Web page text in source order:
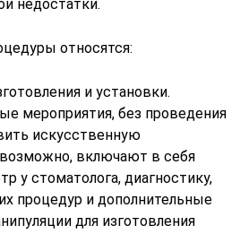
недостатки.
относятся:
и установки.
мероприятия, без проведения
искусственную
включают в себя
у стоматолога, диагностику,
процедур и дополнительные
для изготовления